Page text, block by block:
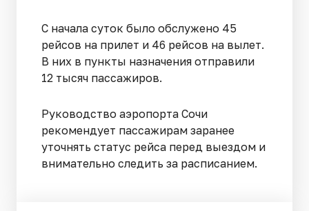
С начала суток было обслужено 45
рейсов на прилет и 46 рейсов на вылет.
В них в пункты назначения отправили
12 тысяч пассажиров.
Руководство аэропорта Сочи
рекомендует пассажирам заранее
уточнять статус рейса перед выездом и
внимательно следить за расписанием.